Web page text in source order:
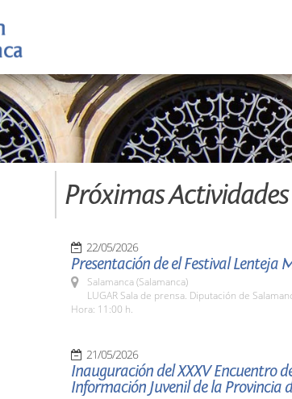
Próximas
22/05/2026
Presentación de el Festival Lenteja
Salamanca (Salamanca)
LUGAR Sala de prensa. Diputación de
Hora: 11:00 h.
21/05/2026
Inauguración del XXXV Encuentro
Información Juvenil de la Provincia